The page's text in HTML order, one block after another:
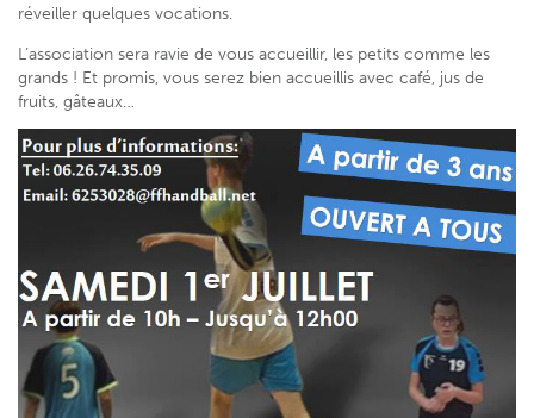
réveiller quelques vocations.
L’association sera ravie de vous accueillir, les petits comme les
grands ! Et promis, vous serez bien accueillis avec café, jus de
fruits, gâteaux…